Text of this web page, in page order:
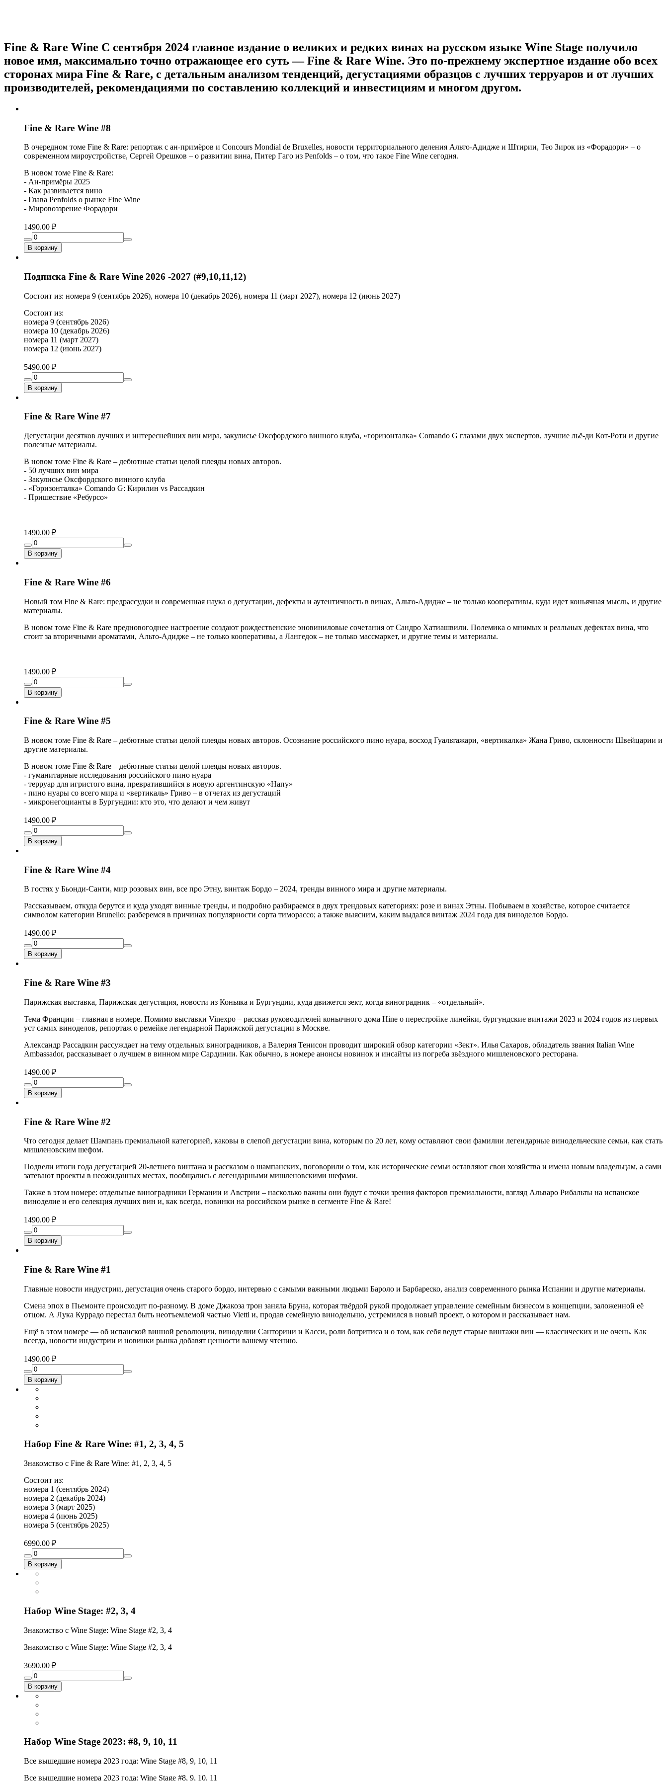
Fine & Rare Wine С сентября 2024 главное издание о великих и редких винах на русском языке Wine Stage получило
новое имя, максимально точно отражающее его суть — Fine & Rare Wine. Это по-прежнему экспертное издание обо всех
сторонах мира Fine & Rare, с детальным анализом тенденций, дегустациями образцов с лучших терруаров и от лучших
производителей, рекомендациями по составлению коллекций и инвестициям и многом другом.
Fine & Rare Wine #8
В очередном томе Fine & Rare: репортаж с ан-примёров и Concours Mondial de Bruxelles, новости территориального деления Альто-Адидже и Штирии, Тео Зирок из «Форадори» – о
современном мироустройстве, Сергей Орешков – о развитии вина, Питер Гаго из Penfolds – о том, что такое Fine Wine сегодня.
В новом томе Fine & Rare:
- Ан-примёры 2025
- Как развивается вино
- Глава Penfolds о рынке Fine Wine
- Мировоззрение Форадори
1490.00 ₽
В корзину
Подписка Fine & Rare Wine 2026 -2027 (#9,10,11,12)
Состоит из: номера 9 (сентябрь 2026), номера 10 (декабрь 2026), номера 11 (март 2027), номера 12 (июнь 2027)
Состоит из:
номера 9 (сентябрь 2026)
номера 10 (декабрь 2026)
номера 11 (март 2027)
номера 12 (июнь 2027)
5490.00 ₽
В корзину
Fine & Rare Wine #7
Дегустации десятков лучших и интереснейших вин мира, закулисье Оксфордского винного клуба, «горизонталка» Comando G глазами двух экспертов, лучшие льё-ди Кот-Роти и другие
полезные материалы.
В новом томе Fine & Rare – дебютные статьи целой плеяды новых авторов.
- 50 лучших вин мира
- Закулисье Оксфордского винного клуба
- «Горизонталка» Comando G: Кирилин vs Рассадкин
- Пришествие «Ребурсо»
1490.00 ₽
В корзину
Fine & Rare Wine #6
Новый том Fine & Rare: предрассудки и современная наука о дегустации, дефекты и аутентичность в винах, Альто-Адидже – не только кооперативы, куда идет коньячная мысль, и другие
материалы.
В новом томе Fine & Rare предновогоднее настроение создают рождественские эновиниловые сочетания от Сандро Хатиашвили. Полемика о мнимых и реальных дефектах вина, что
стоит за вторичными ароматами, Альто-Адидже – не только кооперативы, а Лангедок – не только массмаркет, и другие темы и материалы.
1490.00 ₽
В корзину
Fine & Rare Wine #5
В новом томе Fine & Rare – дебютные статьи целой плеяды новых авторов. Осознание российского пино нуара, восход Гуальтажари, «вертикалка» Жана Гриво, склонности Швейцарии и
другие материалы.
В новом томе Fine & Rare – дебютные статьи целой плеяды новых авторов.
- гуманитарные исследования российского пино нуара
- терруар для игристого вина, превратившийся в новую аргентинскую «Напу»
- пино нуары со всего мира и «вертикаль» Гриво – в отчетах из дегустаций
- микронегоцианты в Бургундии: кто это, что делают и чем живут
1490.00 ₽
В корзину
Fine & Rare Wine #4
В гостях у Бьонди-Санти, мир розовых вин, все про Этну, винтаж Бордо – 2024, тренды винного мира и другие материалы.
Рассказываем, откуда берутся и куда уходят винные тренды, и подробно разбираемся в двух трендовых категориях: розе и винах Этны. Побываем в хозяйстве, которое считается
символом категории Brunello; разберемся в причинах популярности сорта тиморассо; а также выясним, каким выдался винтаж 2024 года для виноделов Бордо.
1490.00 ₽
В корзину
Fine & Rare Wine #3
Парижская выставка, Парижская дегустация, новости из Коньяка и Бургундии, куда движется зект, когда виноградник – «отдельный».
Тема Франции – главная в номере. Помимо выставки Vinexpo – рассказ руководителей коньячного дома Hine о перестройке линейки, бургундские винтажи 2023 и 2024 годов из первых
уст самих виноделов, репортаж о ремейке легендарной Парижской дегустации в Москве.
Александр Рассадкин рассуждает на тему отдельных виноградников, а Валерия Тенисон проводит широкий обзор категории «Зект». Илья Сахаров, обладатель звания Italian Wine
Ambassador, рассказывает о лучшем в винном мире Сардинии. Как обычно, в номере анонсы новинок и инсайты из погреба звёздного мишленовского ресторана.
1490.00 ₽
В корзину
Fine & Rare Wine #2
Что сегодня делает Шампань премиальной категорией, каковы в слепой дегустации вина, которым по 20 лет, кому оставляют свои фамилии легендарные винодельческие семьи, как стать
мишленовским шефом.
Подвели итоги года дегустацией 20-летнего винтажа и рассказом о шампанских, поговорили о том, как исторические семьи оставляют свои хозяйства и имена новым владельцам, а сами
затевают проекты в неожиданных местах, пообщались с легендарными мишленовскими шефами.
Также в этом номере: отдельные виноградники Германии и Австрии – насколько важны они будут с точки зрения факторов премиальности, взгляд Альваро Рибальты на испанское
виноделие и его селекция лучших вин и, как всегда, новинки на российском рынке в сегменте Fine & Rare!
1490.00 ₽
В корзину
Fine & Rare Wine #1
Главные новости индустрии, дегустация очень старого бордо, интервью с самыми важными людьми Бароло и Барбареско, анализ современного рынка Испании и другие материалы.
Смена эпох в Пьемонте происходит по-разному. В доме Джакоза трон заняла Бруна, которая твёрдой рукой продолжает управление семейным бизнесом в концепции, заложенной её
отцом. А Лука Куррадо перестал быть неотъемлемой частью Vietti и, продав семейную винодельню, устремился в новый проект, о котором и рассказывает нам.
Ещё в этом номере — об испанской винной революции, виноделии Санторини и Касси, роли ботритиса и о том, как себя ведут старые винтажи вин — классических и не очень. Как
всегда, новости индустрии и новинки рынка добавят ценности вашему чтению.
1490.00 ₽
В корзину
Набор Fine & Rare Wine: #1, 2, 3, 4, 5
Знакомство с Fine & Rare Wine: #1, 2, 3, 4, 5
Состоит из:
номера 1 (сентябрь 2024)
номера 2 (декабрь 2024)
номера 3 (март 2025)
номера 4 (июнь 2025)
номера 5 (сентябрь 2025)
6990.00 ₽
В корзину
Набор Wine Stage: #2, 3, 4
Знакомство с Wine Stage: Wine Stage #2, 3, 4
Знакомство с Wine Stage: Wine Stage #2, 3, 4
3690.00 ₽
В корзину
Набор Wine Stage 2023: #8, 9, 10, 11
Все вышедшие номера 2023 года: Wine Stage #8, 9, 10, 11
Все вышедшие номера 2023 года: Wine Stage #8, 9, 10, 11